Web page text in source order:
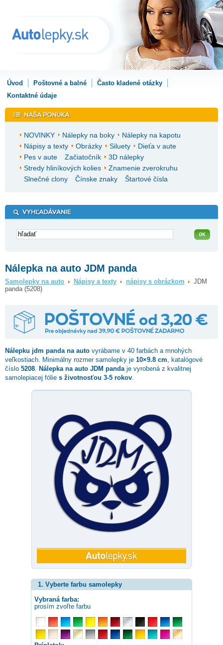
Úvod Poštovné a balné
Často kladené otázky
Kontaktné údaje
NOVINKY Nálepky na boky
Nálepky na kapotu
Nápisy a texty
Obrázky Siluety
Dieťa v aute
Pes v aute
Začiatočník
3D nálepky
Stredy hliníkových kolies
Znamenie zverokruhu
Slnečné clony
Čínske znaky Štartové čísla
Nálepka na auto JDM panda
Samolepky na auto Nápisy a texty nápisy s obrázkom
JDM
panda (5208)
Nálepku jdm panda na auto vyrábame v 40 farbách a mnohých
veľkostiach. Minimálny rozmer samolepky je 10×9.8 cm , katalógové
číslo 5208 Nálepka na auto JDM panda je vyrobená z kvalitnej
samolepiacej fólie s životnosťou 3-5 rokov
1. Vyberte farbu samolepky
Vybraná farba:
prosím zvoľte farbu